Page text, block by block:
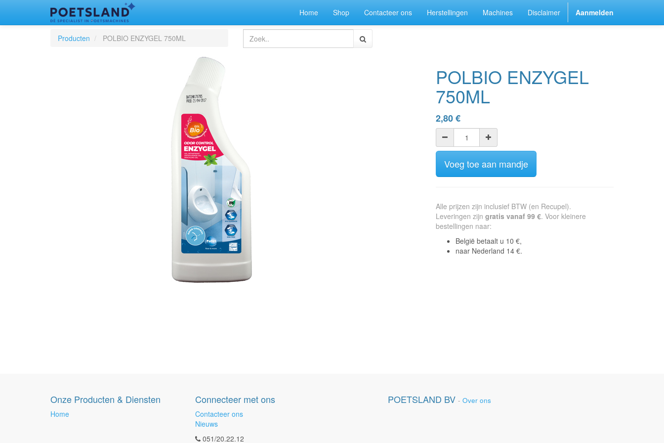
Home Shop Contacteer ons Herstellingen Machines Disclaimer Aanmelden
Producten POLBIO ENZYGEL 750ML
POLBIO ENZYGEL
750ML
2,80€
Voeg toe aan mandje
Alle prijzen zijn inclusief BTW (en Recupel).
Leveringen zijn gratis vanaf 99 €. Voor kleinere
bestellingen naar:
België betaalt u 10 €,
naar Nederland 14 €.
Onze Producten & Diensten
Home
Connecteer met ons
Contacteer ons
Nieuws
051/20.22.12
POETSLAND BV - Over ons